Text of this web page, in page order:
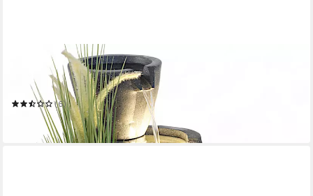
Gartenbrunnen Zimmerbrunnen Botana Warm-Weiß Kaskade
Gartendekoration
(6)
189,99 €
in 2-3 Werktagen bei dir